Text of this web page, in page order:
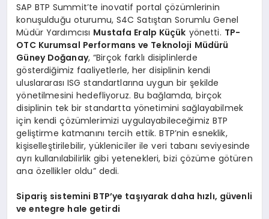
SAP BTP Summit’te inovatif portal çözümlerinin
konuşulduğu oturumu, S4C Satıştan Sorumlu Genel
Müdür Yardımcısı Mustafa Eralp Küçük yönetti. TP-
OTC Kurumsal Performans ve Teknoloji Müdürü
Güney Doğanay, “Birçok farklı disiplinlerde
gösterdiğimiz faaliyetlerle, her disiplinin kendi
uluslararası ISG standartlarına uygun bir şekilde
yönetilmesini hedefliyoruz. Bu bağlamda, birçok
disiplinin tek bir standartta yönetimini sağlayabilmek
için kendi çözümlerimizi uygulayabileceğimiz BTP
geliştirme katmanını tercih ettik. BTP’nin esneklik,
kişiselleştirilebilir, yükleniciler ile veri tabanı seviyesinde
ayrı kullanılabilirlik gibi yetenekleri, bizi çözüme götüren
ana özellikler oldu” dedi.
Sipariş sistemini BTP’ye taşıyarak daha hızlı, güvenli
ve entegre hale getirdi